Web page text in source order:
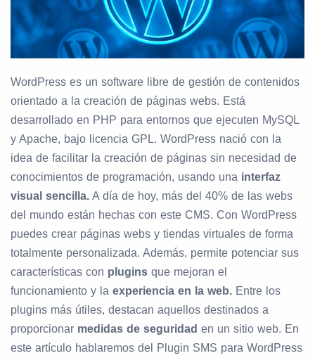
WordPress es un software libre de gestión de contenidos
orientado a la creación de páginas webs. Está
desarrollado en PHP para entornos que ejecuten MySQL
y Apache, bajo licencia GPL. WordPress nació con la
idea de facilitar la creación de páginas sin necesidad de
conocimientos de programación, usando una interfaz
visual sencilla. A día de hoy, más del 40% de las webs
del mundo están hechas con este CMS. Con WordPress
puedes crear páginas webs y tiendas virtuales de forma
totalmente personalizada. Además, permite potenciar sus
características con plugins que mejoran el
funcionamiento y la experiencia en la web. Entre los
plugins más útiles, destacan aquellos destinados a
proporcionar medidas de seguridad en un sitio web. En
este artículo hablaremos del Plugin SMS para WordPress